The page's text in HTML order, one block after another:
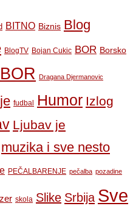
BITNO Biznis Blog
BlogTV Bojan Cukic BOR Borsko
Dragana Djermanovic
fudbal Humor Izlog
Ljubav je
muzika i sve nesto
PEČALBARENJE pečalba pozadine
skola Slike Srbija Sve